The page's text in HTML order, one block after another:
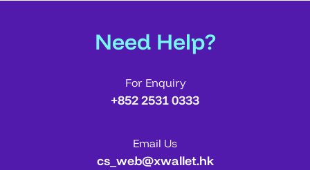
Need Help?
For Enquiry
+852 2531 0333
Email Us
cs_web@xwallet.hk